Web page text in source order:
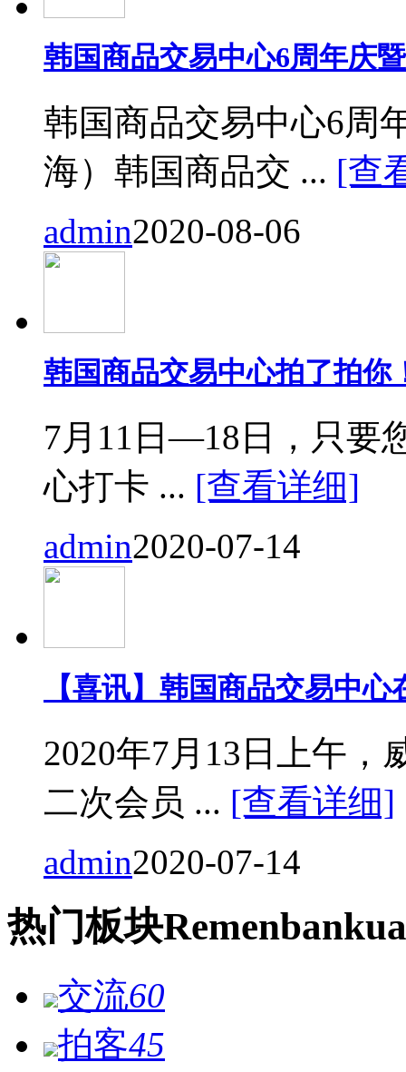
韩国商品交易中心6周年庆
韩国商品交易中心6周
海）韩国商品交 ... [查
admin2020-08-06
韩国商品交易中心拍了拍你
7月11日—18日，只要
心打卡 ... [查看详细]
admin2020-07-14
【喜讯】韩国商品交易中
2020年7月13日上午，
二次会员 ... [查看详细]
admin2020-07-14
热门板块Remen
交流60
拍客45